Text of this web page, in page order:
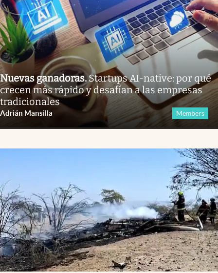
Nuevas ganadoras.Startups AI-native: por qué
crecen más rápido y desafían a las empresas
tradicionales
Adrián Mansilla Members